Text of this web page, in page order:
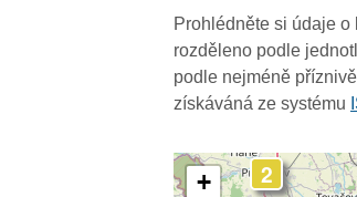
Prohlédněte si údaje
rozděleno podle
podle nejméně
získáváná ze systému
2
3
+